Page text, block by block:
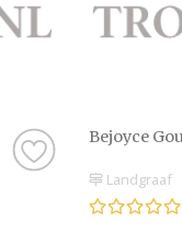
Bejoyce
Landgraaf